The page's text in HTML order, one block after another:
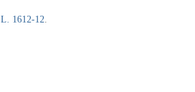
L. 1612-12.